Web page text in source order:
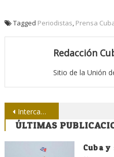
Tagged Periodistas, Prensa
Redacción
Sitio de la Unión
Navegación
de
entradas
Intercambio de la prensa con directivos de Comunales en Mayabeque
ÚLTIMAS
Cuba